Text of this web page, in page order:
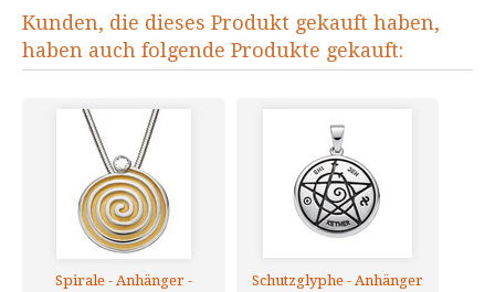
Kunden, die dieses Produkt gekauft haben,
haben auch folgende Produkte gekauft:
Spirale - Anhänger -
Schutzglyphe - Anhänger